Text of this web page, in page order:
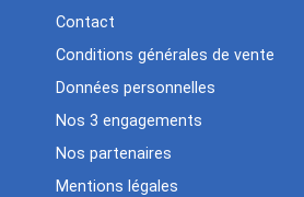
Contact
Conditions générales de vente
Données personnelles
Nos 3 engagements
Nos partenaires
Mentions légales